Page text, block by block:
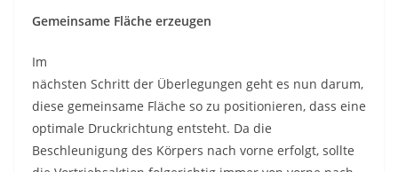
Gemeinsame Fläche erzeugen
Im
nächsten Schritt der Überlegungen geht es nun darum,
diese gemeinsame Fläche so zu positionieren, dass eine
optimale Druckrichtung entsteht. Da die
Beschleunigung des Körpers nach vorne erfolgt, sollte